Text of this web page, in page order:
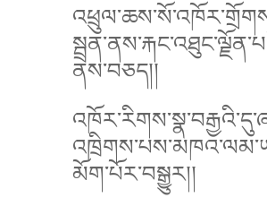
ནས་བཅད།།
མོག་པོར་བསྒྱུར།།